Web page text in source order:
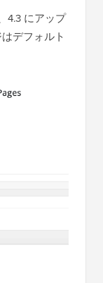
4.3 にアップ
デフォルト